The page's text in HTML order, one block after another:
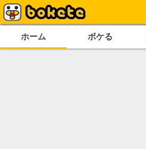
ホーム ボケる